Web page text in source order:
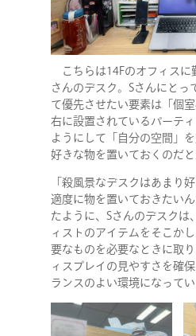
こちらは14Fのオフィスに
さんのデスク。Sさんにとっ
て優先させたい要素は「個
右に設置されているパーテ
ようにして「自分の空間」
好きな物を置いておくのだと
「殺風景なデスクはあまり
適度に物を置いておきたい
たように、Sさんのデスクは
ィストのアイテムをそこか
要なものを必要なときに取
ィスプレイの見やすさを確
ランスのよい環境になってい